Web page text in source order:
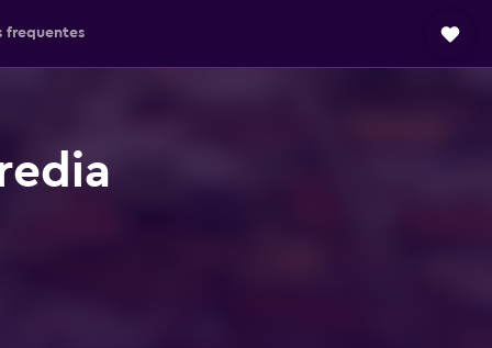
frequentes